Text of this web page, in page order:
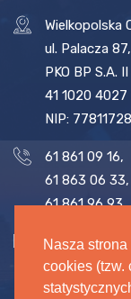
Nasza
cookies (tzw.
Wielkopolska
ul. Palacza
PKO BP S.A.
41 1020
NIP:
61 861 09 16,
61 863 06 33,
61 861 96 93
biuro@woia.pl